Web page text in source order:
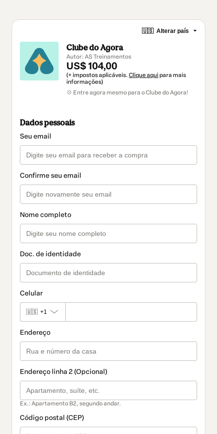
🇺🇸 Alterar país
Clube do Agora
Autor: AS Treinamentos
US$ 104,00
(+ impostos aplicáveis. Clique aqui para mais
informações)
💠 Entre agora mesmo para o Clube do Agora!
Dados pessoais
Seu email
Confirme seu email
Nome completo
Doc. de identidade
Celular
🇺🇸 +1
Endereço
Endereço linha 2 (Opcional)
Ex.: Apartamento B2, segundo andar.
Código postal (CEP)